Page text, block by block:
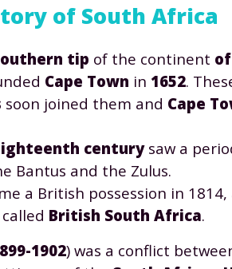
of South Africa
tip of the continent
Cape Town in 1652.
soon joined them and Cape
centurysaw a
Bantus and the Zulus.
a British possession in
British South Africa.
1902) was a conflict